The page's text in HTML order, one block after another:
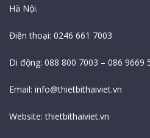
Hà Nội.
Điện thoại: 0246 661 7003
Di động: 088 800 7003 – 086 9669
Email: info@thietbithaiviet.vn
Website:thietbithaiviet.vn